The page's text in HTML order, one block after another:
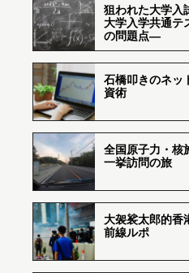
狙われた大学
大学入学共通テ
の問題点―
石橋叩きのネッ
資術
全国原子力・核
一挙訪問の旅
大袈裟太郎的香
前線ルポ